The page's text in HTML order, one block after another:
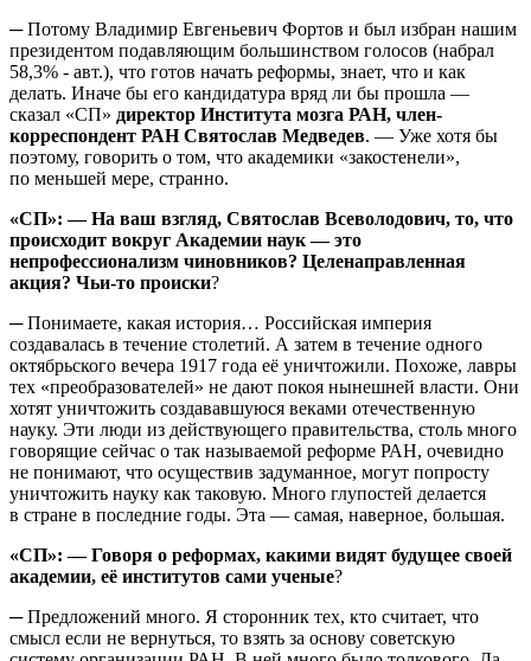
─​ Потому Владимир Евгеньевич Фортов и был избран нашим
президентом подавляющим большинством голосов (набрал
58,3% - авт.), что готов начать реформы, знает, что и как
делать. Иначе бы его кандидатура вряд ли бы прошла —
сказал «СП» директор Института мозга РАН, член-
корреспондент РАН Святослав Медведев. — Уже хотя бы
поэтому, говорить о том, что академики «закостенели»,
по меньшей мере, странно.
«СП»: — На ваш взгляд, Святослав Всеволодович, то, что
происходит вокруг Академии наук — это
непрофессионализм чиновников? Целенаправленная
акция? Чьи-то происки?
─​ Понимаете, какая история… Российская империя
создавалась в течение столетий. А затем в течение одного
октябрьского вечера 1917 года её уничтожили. Похоже, лавры
тех «преобразователей» не дают покоя нынешней власти. Они
хотят уничтожить создававшуюся веками отечественную
науку. Эти люди из действующего правительства, столь много
говорящие сейчас о так называемой реформе РАН, очевидно
не понимают, что осуществив задуманное, могут попросту
уничтожить науку как таковую. Много глупостей делается
в стране в последние годы. Эта — самая, наверное, большая.
«СП»: — Говоря о реформах, какими видят будущее своей
академии, её институтов сами ученые?
─​ Предложений много. Я сторонник тех, кто считает, что
смысл если не вернуться, то взять за основу советскую